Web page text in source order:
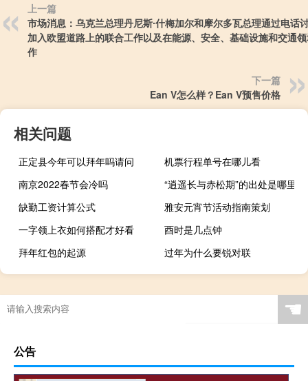
上一篇
市场消息：乌克兰总理丹尼斯∙什梅加尔和摩尔多瓦总理通过电话
加入欧盟道路上的联合工作以及在能源、安全、基础设施和交通
作
下一篇
Ean V怎么样？Ean V预售价格
相关问题
正定县今年可以拜年吗请问
机票行程单号在哪儿看
南京2022春节会冷吗
“逍遥长与赤松期”的出处是哪里
缺勤工资计算公式
雅安元宵节活动指南策划
一字领上衣如何搭配才好看
酉时是几点钟
拜年红包的起源
过年为什么要锐对联
☚
公告